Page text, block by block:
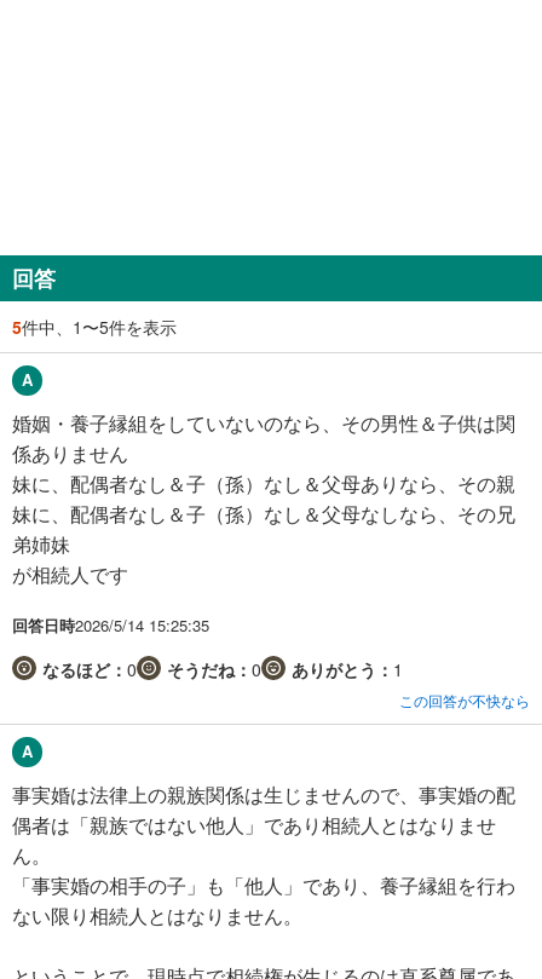
回答
5件中、1〜5件を表示
婚姻・養子縁組をしていないのなら、その男性＆子供は関
係ありません
妹に、配偶者なし＆子（孫）なし＆父母ありなら、その親
妹に、配偶者なし＆子（孫）なし＆父母なしなら、その兄
弟姉妹
が相続人です
回答日時2026/5/14 15:25:35
なるほど： 0 そうだね： 0 ありがとう： 1
この回答が不快なら
事実婚は法律上の親族関係は生じませんので、事実婚の配
偶者は「親族ではない他人」であり相続人とはなりませ
ん。
「事実婚の相手の子」も「他人」であり、養子縁組を行わ
ない限り相続人とはなりません。